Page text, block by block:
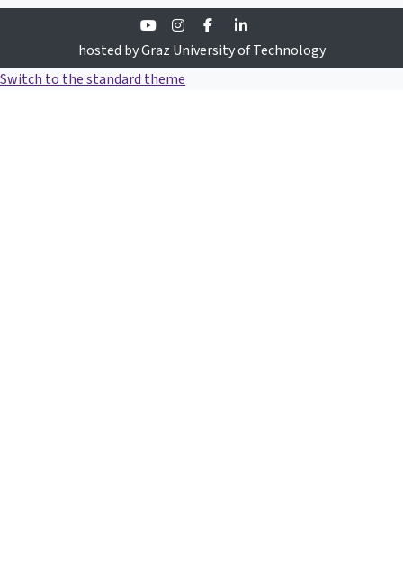
YoutubeInstagramFacebook
hosted by Graz University of Technology
Switch to the standard theme